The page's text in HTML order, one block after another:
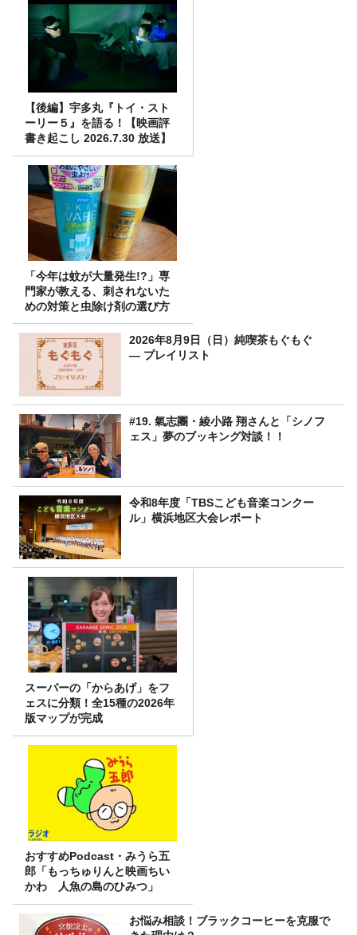
【後編】宇多丸『トイ・スト
ーリー５』を語る！【映画評
書き起こし 2026.7.30 放送】
「今年は蚊が大量発生!?」専
門家が教える、刺されないた
めの対策と虫除け剤の選び方
2026年8月9日（日）純喫茶もぐもぐ
― プレイリスト
#19. 氣志團・綾小路 翔さんと「シノフ
ェス」夢のブッキング対談！！
令和8年度「TBSこども音楽コンクー
ル」横浜地区大会レポート
スーパーの「からあげ」をフ
ェスに分類！全15種の2026年
版マップが完成
おすすめPodcast・みうら五
郎「もっちゅりんと映画ちい
かわ 人魚の島のひみつ」
お悩み相談！ブラックコーヒーを克服で